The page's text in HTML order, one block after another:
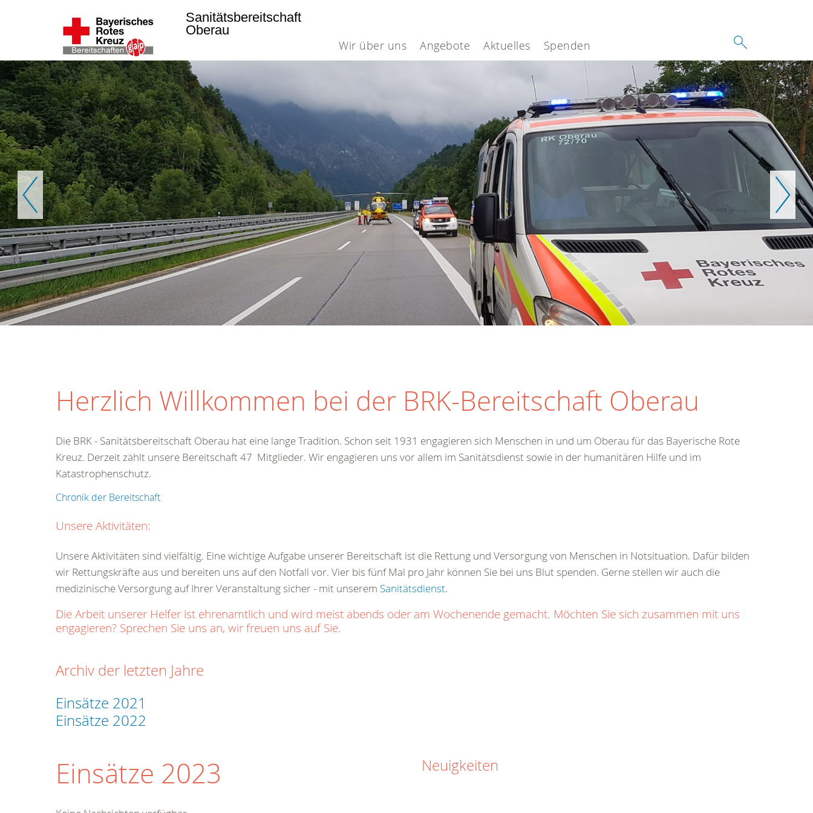
Wir über uns Angebote Aktuelles Spenden
Sanitätsbereitschaft
Oberau
Zurück Weiter
Herzlich Willkommen bei der BRK-Bereitschaft Oberau
Die BRK - Sanitätsbereitschaft Oberau hat eine lange Tradition. Schon seit 1931 engagieren sich Menschen in und um Oberau für das Bayerische Rote
Kreuz. Derzeit zählt unsere Bereitschaft 47 Mitglieder. Wir engagieren uns vor allem im Sanitätsdienst sowie in der humanitären Hilfe und im
Katastrophenschutz.
Chronik der Bereitschaft
Unsere Aktivitäten:
Unsere Aktivitäten sind vielfältig. Eine wichtige Aufgabe unserer Bereitschaft ist die Rettung und Versorgung von Menschen in Notsituation. Dafür bilden
wir Rettungskräfte aus und bereiten uns auf den Notfall vor. Vier bis fünf Mal pro Jahr können Sie bei uns Blut spenden. Gerne stellen wir auch die
medizinische Versorgung auf Ihrer Veranstaltung sicher - mit unserem Sanitätsdienst.
Die Arbeit unserer Helfer ist ehrenamtlich und wird meist abends oder am Wochenende gemacht. Möchten Sie sich zusammen mit uns
engagieren? Sprechen Sie uns an, wir freuen uns auf Sie.
Archiv der letzten Jahre
Einsätze 2021
Einsätze 2022
Einsätze 2023 Neuigkeiten